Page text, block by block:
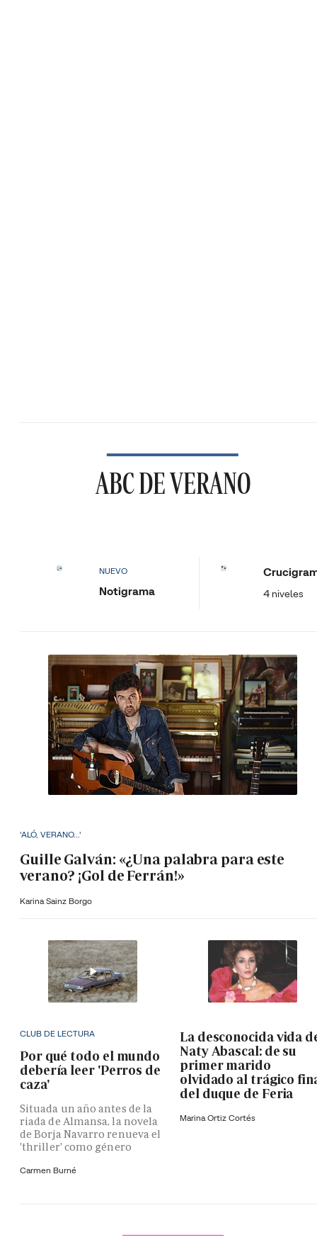
ABC DE VERANO
NUEVO
Notigrama 4 niveles
'ALÓ, VERANO...'
Guille Galván: «¿Una palabra para este
verano? ¡Gol de Ferrán!»
Karina Sainz Borgo
CLUB DE LECTURA
Por qué todo el mundo
debería leer 'Perros de
caza'
Situada un año antes de la
riada de Almansa, la novela
de Borja Navarro renueva el
'thriller' como género
Carmen Burné
La desconocida vida
Naty Abascal: de su
primer marido
olvidado al trágico
del duque de Feria
Marina Ortiz Cortés